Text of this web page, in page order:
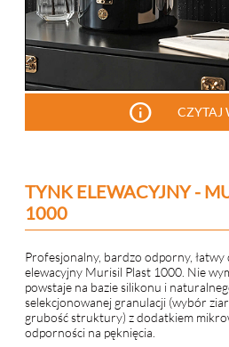
info CZYTAJ
TYNK ELEWACYJNY -
1000
Profesjonalny, bardzo odporny, łatwy
elewacyjny Murisil Plast 1000. Nie
powstaje na bazie silikonu i
selekcjonowanej granulacji (wybór
grubość struktury) z dodatkiem
odporności na pęknięcia.